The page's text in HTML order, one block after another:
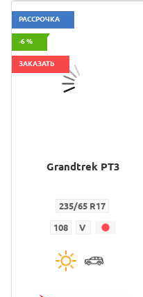
РАССРОЧКА
-6 %
ЗАКАЗАТЬ
Grandtrek PT3
235/65 R17
108 V